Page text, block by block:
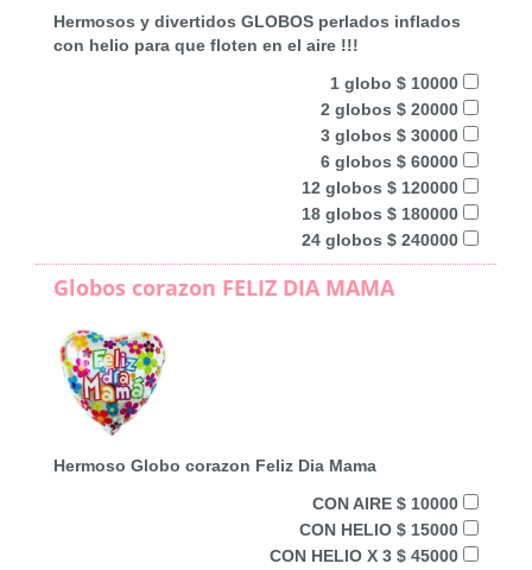
Hermosos y divertidos GLOBOS perlados inflados
con helio para que floten en el aire !!!
1 globo $ 10000
2 globos $ 20000
3 globos $ 30000
6 globos $ 60000
12 globos $ 120000
18 globos $ 180000
24 globos $ 240000
Globos corazon FELIZ DIA MAMA
Hermoso Globo corazon Feliz Dia Mama
CON AIRE $ 10000
CON HELIO $ 15000
CON HELIO X 3 $ 45000